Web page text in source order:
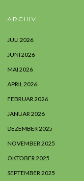
ARCHIV
JULI 2026
JUNI 2026
MAI 2026
APRIL 2026
FEBRUAR 2026
JANUAR 2026
DEZEMBER 2025
NOVEMBER 2025
OKTOBER 2025
SEPTEMBER 2025